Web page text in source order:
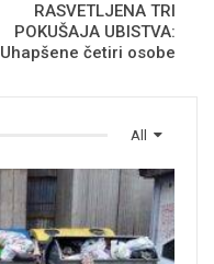
RASVETLJENA TRI
POKUŠAJA UBISTVA:
Uhapšene četiri osobe
All